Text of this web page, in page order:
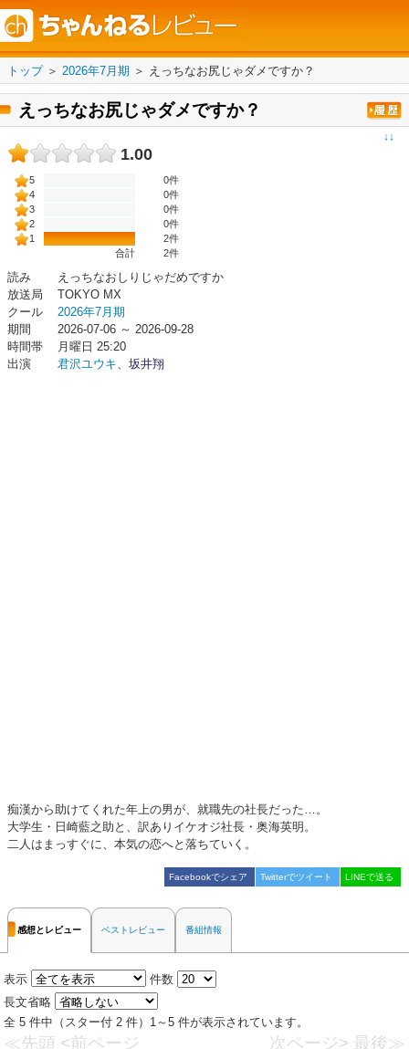
トップ＞ 2026年7月期 ＞ えっちなお尻じゃダメですか？
えっちなお尻じゃダメですか？
↓↓
1.00
5
0件
4
0件
3
0件
2
0件
1
2件
合計
2件
読み
えっちなおしりじゃだめですか
放送局
TOKYO MX
クール
2026年7月期
期間
2026-07-06 ～ 2026-09-28
時間帯
月曜日 25:20
出演
君沢ユウキ、 坂井翔
痴漢から助けてくれた年上の男が、就職先の社長だった…。
大学生・日崎藍之助と、訳ありイケオジ社長・奥海英明。
二人はまっすぐに、本気の恋へと落ちていく。
Facebookでシェア Twitterでツイート LINEで送る
感想とレビュー ベストレビュー 番組情報
表示
件数
長文省略
全 5 件中（スター付 2 件）1～5 件が表示されています。
≪先頭 <前ページ 次ページ> 最後≫